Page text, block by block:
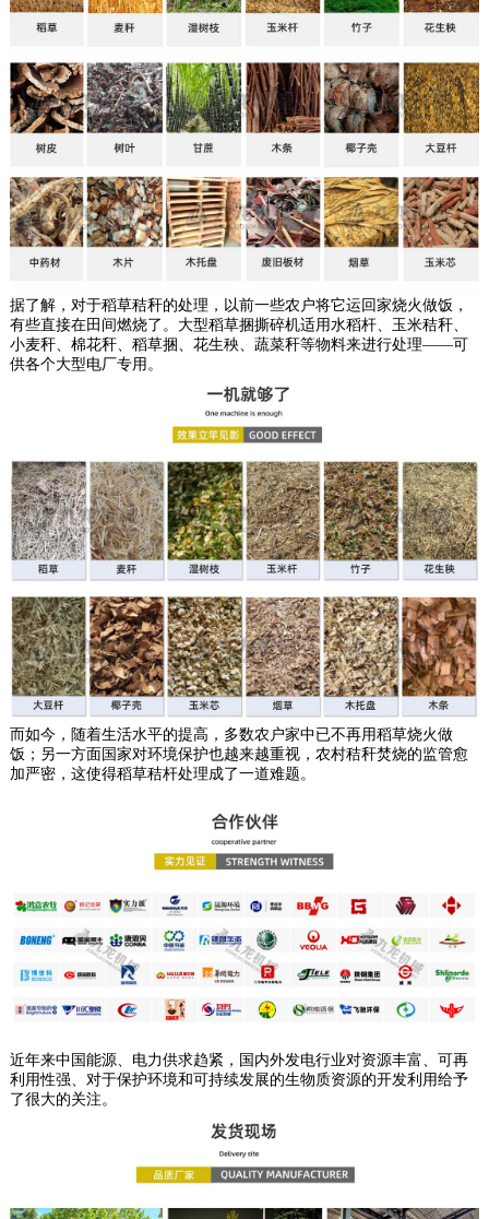
据了解，对于稻草秸秆的处理，以前一些农户将它运回家烧火做饭，
有些直接在田间燃烧了。大型稻草捆撕碎机适用水稻杆、玉米秸秆、
小麦秆、棉花秆、稻草捆、花生秧、蔬菜秆等物料来进行处理——可
供各个大型电厂专用。
而如今，随着生活水平的提高，多数农户家中已不再用稻草烧火做
饭；另一方面国家对环境保护也越来越重视，农村秸秆焚烧的监管愈
加严密，这使得稻草秸杆处理成了一道难题。
近年来中国能源、电力供求趋紧，国内外发电行业对资源丰富、可再
利用性强、对于保护环境和可持续发展的生物质资源的开发利用给予
了很大的关注。